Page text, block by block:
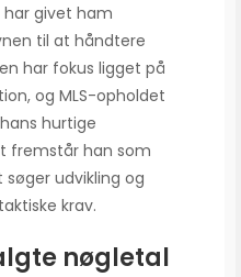
har givet ham
til at håndtere
har fokus ligget på
og MLS-opholdet
hurtige
fremstår han som
udvikling og
krav.
nøgletal